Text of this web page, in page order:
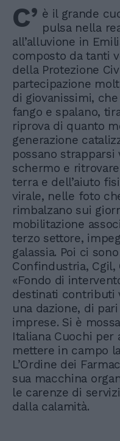
C’ è il grande
pulsa nella
all’alluvione in
composto da tanti
della Protezione
partecipazione
di giovanissimi,
fango e spalano,
riprova di quanto
generazione
possano
schermo e
terra e dell’aiuto
virale, nelle foto
rimbalzano sui
mobilitazione
terzo settore,
galassia. Poi ci
Confindustria,
«Fondo di
destinati contributi
una dazione, di
imprese. Si è
Italiana Cuochi per
mettere in campo
L’Ordine dei
sua macchina
le carenze di
dalla calamità.